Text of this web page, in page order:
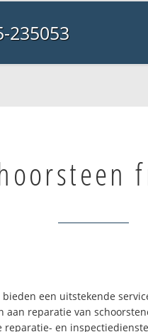
235053
een uitstekende
reparatie van
reparatie- en